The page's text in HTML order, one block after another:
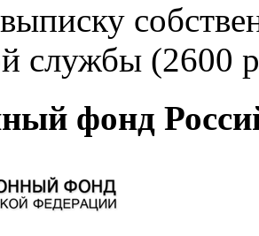
выписку
службы (2600
фонд